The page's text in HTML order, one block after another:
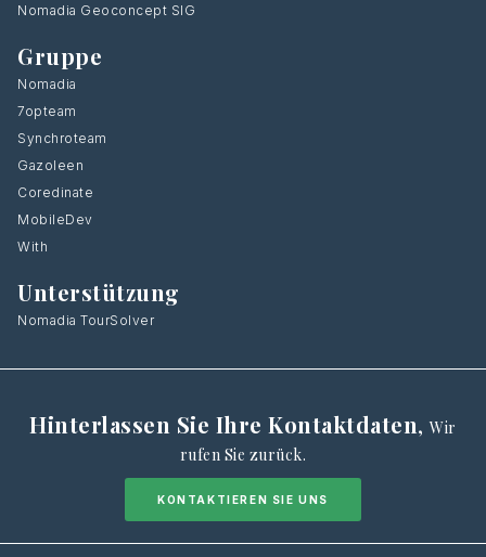
Nomadia Geoconcept SIG
Gruppe
Nomadia
7opteam
Synchroteam
Gazoleen
Coredinate
MobileDev
With
Unterstützung
Nomadia TourSolver
Hinterlassen Sie Ihre Kontaktdaten,Wir
rufen Sie zurück.
KONTAKTIEREN SIE UNS